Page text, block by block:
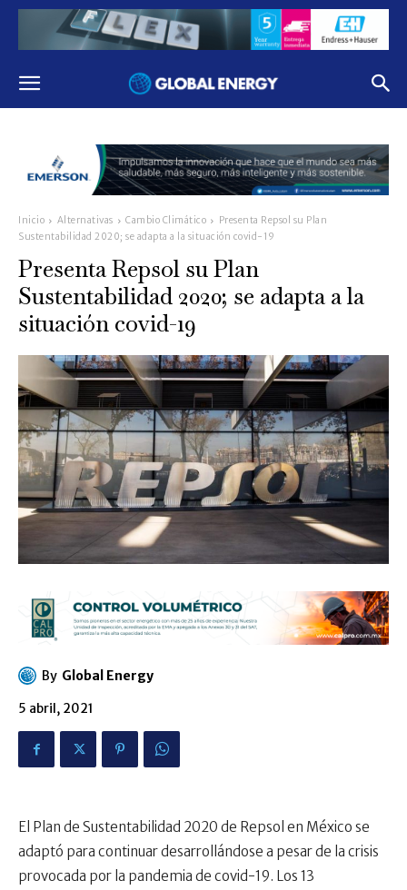
Inicio Alternativas Cambio Climático
Presenta Repsol su Plan
Sustentabilidad 2020; se adapta a la situación covid-19
Presenta Repsol su Plan
Sustentabilidad 2020; se adapta a la
situación covid-19
By Global Energy
5 abril, 2021
El Plan de Sustentabilidad 2020 de Repsol en México se
adaptó para continuar desarrollándose a pesar de la crisis
provocada por la pandemia de covid-19. Los 13